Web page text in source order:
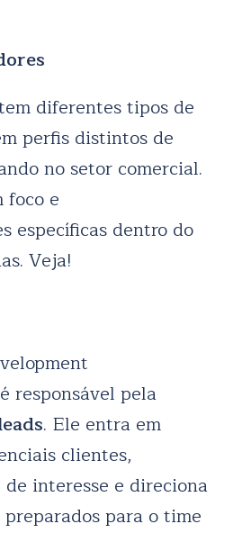
diferentes tipos de
perfis distintos de
no setor comercial.
foco e
específicas dentro do
Veja!
responsável pela
. Ele entra em
clientes,
interesse e direciona
para o time